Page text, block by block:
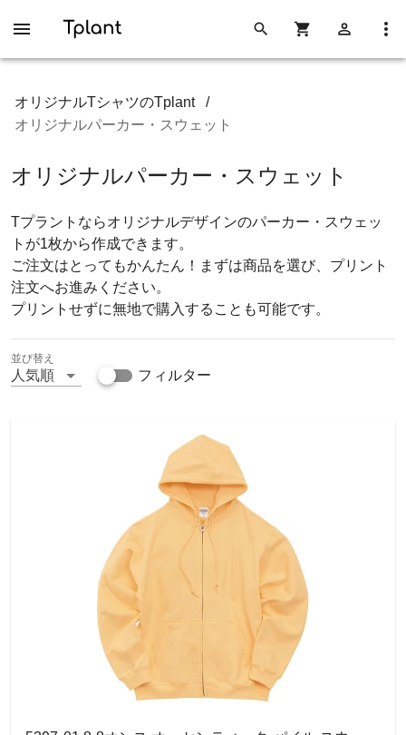
オリジナルTシャツのTplant
/
オリジナルパーカー・スウェット
オリジナルパーカー・スウェット
Tプラントならオリジナルデザインのパーカー・スウェッ
トが1枚から作成できます。
ご注文はとってもかんたん！まずは商品を選び、プリント
注文へお進みください。
プリントせずに無地で購入することも可能です。
人気順
並び替え
フィルター